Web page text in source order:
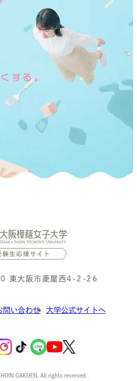
する。
東大阪市菱屋西4-2-26
問い合わせ
サ
ト
大学公式サイトへ
外
サ
外
サ
外
外
GAKUEN. All rights reserved.